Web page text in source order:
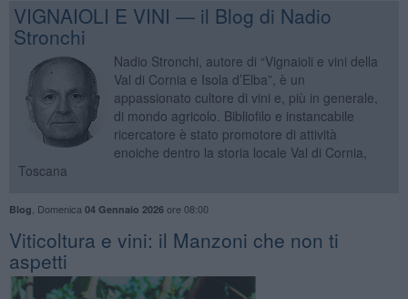
VIGNAIOLI E VINI — il Blog di Nadio
Stronchi
Nadio Stronchi, autore di “Vignaioli e vini della
Val di Cornia e Isola d’Elba”, è un
appassionato cultore di vini e, più in generale,
di mondo agricolo. Bibliofilo e instancabile
ricercatore è stato promotore di attività
enoiche dentro la storia locale Val di Cornia,
Toscana
Blog Domenica 04 Gennaio 2026ore 08:00
​Viticoltura e vini: il Manzoni che non ti
aspetti